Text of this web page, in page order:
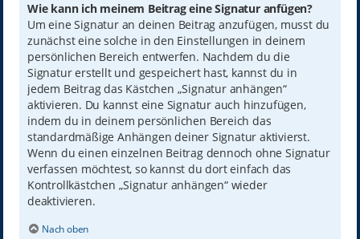
Wie kann ich meinem Beitrag eine Signatur anfügen?
Um eine Signatur an deinen Beitrag anzufügen, musst du
zunächst eine solche in den Einstellungen in deinem
persönlichen Bereich entwerfen. Nachdem du die
Signatur erstellt und gespeichert hast, kannst du in
jedem Beitrag das Kästchen „Signatur anhängen“
aktivieren. Du kannst eine Signatur auch hinzufügen,
indem du in deinem persönlichen Bereich das
standardmäßige Anhängen deiner Signatur aktivierst.
Wenn du einen einzelnen Beitrag dennoch ohne Signatur
verfassen möchtest, so kannst du dort einfach das
Kontrollkästchen „Signatur anhängen“ wieder
deaktivieren.
Nach oben